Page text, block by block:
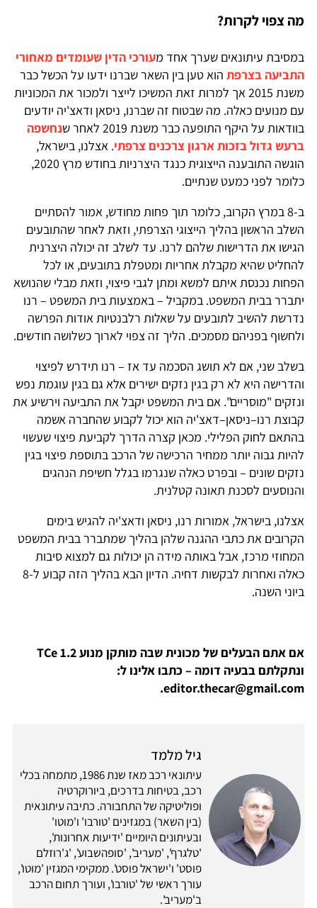
מה צפוי לקרות?
במסיבת עיתונאים שערך אחד מעורכי הדין שעומדים מאחורי
התביעה בצרפת הוא טען בין השאר שברנו ידעו על הכשל כבר
משנת 2015 אך למרות זאת המשיכו לייצר ולמכור את המכוניות
עם מנועים כאלה. מה שבטוח זה שברנו, ניסאן ודאצ'יה יודעים
בוודאות על היקף התופעה כבר משנת 2019 לאחר ש
נחשפה
ברעש גדול בזכות ארגון צרכנים צרפתי. אצלנו, בישראל,
הוגשה התובענה הייצוגית כנגד היצרניות בחודש מרץ 2020,
כלומר לפני כמעט שנתיים.
ב-8 במרץ הקרוב, כלומר תוך פחות מחודש, אמור להסתיים
השלב הראשון בהליך הייצוגי הצרפתי, וזאת לאחר שהתובעים
הגישו את הדרישות שלהם לרנו. עד לשלב זה יכולה היצרנית
להחליט שהיא מקבלת אחריות ומטפלת בתובעים, או לכל
הפחות נכנסת איתם למשא ומתן לגבי פיצוי, וזאת מבלי שהנושא
יתברר בבית המשפט. במקביל – באמצעות בית המשפט – רנו
נדרשת להשיב לתובעים על שאלות רלבנטיות אודות הפרשה
ולחשוף בפניהם מסמכים. הליך זה צפוי לארוך כשלושה חודשים.
בשלב שני, אם לא תושג הסכמה עד אז – רנו תידרש לפיצוי
והדרישה היא לא רק בגין נזקים ישירים אלא גם בגין עוגמת נפש
ונזקים "מוסריים". אם בית המשפט יקבל את התביעה וירשיע את
קבוצת רנו–ניסאן–דאצ'יה הוא יכול לקבוע שהחברה אשמה
בהתאם לחוק הפלילי. מכאן קצרה הדרך לקביעת פיצוי שעשוי
להיות גבוה יותר ממחיר הרכישה של הרכב בתוספת פיצוי בגין
נזקים שונים – ובפרט כאלה שנגרמו בגלל חשיפת הנהגים
והנוסעים לסכנת תאונה קטלנית.
אצלנו, בישראל, אמורות רנו, ניסאן ודאצ'יה להגיש בימים
הקרובים את כתבי ההגנה שלהן בהליך שמתברר בבית המשפט
המחוזי מרכז, אבל באותה מידה הן יכולות גם למצוא סיבות
כאלה ואחרות לבקשות דחיה. הדיון הבא בהליך הזה קבוע ל-8
ביוני השנה.
אם אתם הבעלים של מכונית שבה מותקן מנוע TCe 1.2
ונתקלתם בבעיה דומה – כתבו אלינו ל:
editor.thecar@gmail.com.
גיל מלמד
עיתונאי רכב מאז שנת 1986, מתמחה בכלי
רכב, בטיחות בדרכים, ביורוקרטיה
ופוליטיקה של התחבורה. כתיבה עיתונאית
(בין השאר) במגזינים 'טורבו' ו'מוטו'
ובעיתונים היומיים 'ידיעות אחרונות',
'טלגרף', 'מעריב', 'סופהשבוע', 'ג'רוזלם
פוסט' ו'ישראל פוסט'. ממקימי המגזין 'מוטו',
עורך ראשי של 'טורבו', ועורך תחום הרכב
ב'מעריב'.